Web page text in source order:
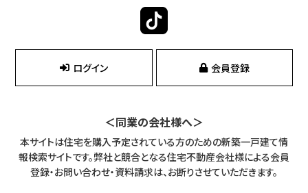
ログイン 会員登録
＜同業の会社様へ＞
本サイトは住宅を購入予定されている方のための新築一戸建て情
報検索サイトです。弊社と競合となる住宅不動産会社様による会員
登録・お問い合わせ・資料請求は、お断りさせていただきます。